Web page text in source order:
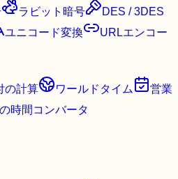
ラビット暗号
DES / 3DES
ユニコード変換
URLエンコー
の計算 ワールドタイム
営業
時間コンバータ